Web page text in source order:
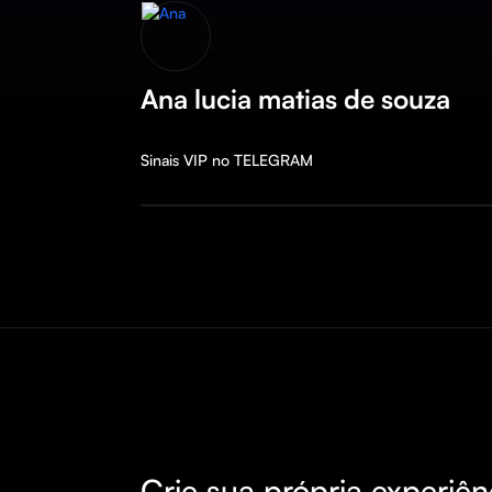
Ana lucia matias de souza
Sinais VIP no TELEGRAM